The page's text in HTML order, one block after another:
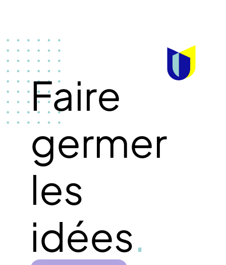
Faire
germer
les
idées.